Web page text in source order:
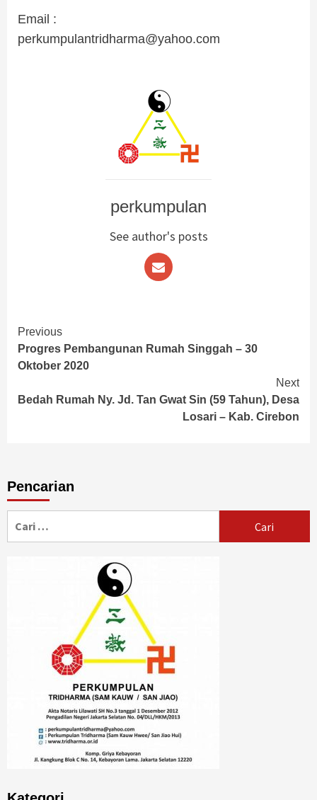
Email :
perkumpulantridharma@yahoo.com
perkumpulan
See author's posts
Continue
Reading
Previous
Progres Pembangunan Rumah Singgah – 30
Oktober 2020
Next
Bedah Rumah Ny. Jd. Tan Gwat Sin (59 Tahun), Desa
Losari – Kab. Cirebon
Pencarian